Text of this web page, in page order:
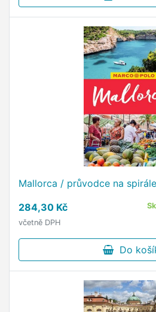
Mallorca / průvodce na
284,30 Kč
včetně DPH
Do